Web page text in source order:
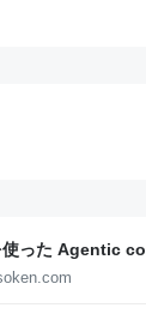
った Agentic